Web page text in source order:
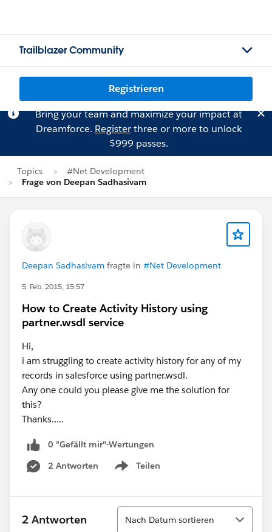
Trailblazer Community
Registrieren
Bring your team and maximize your impact at
Dreamforce. Registerthree or more to unlock
$999 passes.
Topics
#Net Development
Frage von Deepan Sadhasivam
Deepan Sadhasivam fragte in #Net Development
5. Feb. 2015, 15:57
How to Create Activity History using
partner.wsdl service
Hi,
i am struggling to create activity history for any of my
records in salesforce using partner.wsdl.
Any one could you please give me the solution for
this?
Thanks.....
0 "Gefällt mir"-Wertungen
2 Antworten
Teilen
Show menu
2 Antworten
Sortieren
Nach Datum sortieren